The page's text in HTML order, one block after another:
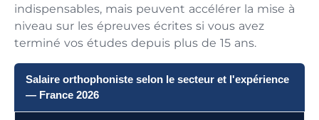
indispensables, mais peuvent accélérer la mise à
niveau sur les épreuves écrites si vous avez
terminé vos études depuis plus de 15 ans.
Salaire orthophoniste selon le secteur et l'expérience
— France 2026